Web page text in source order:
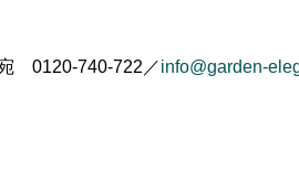
0120-740-722／info@garden-